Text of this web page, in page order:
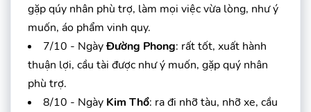
gặp qúy nhân phù trợ, làm mọi việc vừa lòng, như ý
muốn, áo phẩm vinh quy.
7/10 - NgàyĐường Phong: rất tốt, xuất hành
thuận lợi, cầu tài được như ý muốn, gặp quý nhân
phù trợ.
8/10 - Ngày Kim Thổ: ra đi nhỡ tàu, nhỡ xe, cầu